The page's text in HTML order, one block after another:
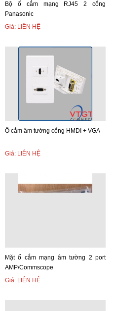
Bộ ổ cắm mạng RJ45 2 cổng
Panasonic
Giá: LIÊN HỆ
Ổ cắm âm tường cổng HMDI + VGA
Giá: LIÊN HỆ
Mặt ổ cắm mạng âm tường 2 port
AMP/Commscope
Giá: LIÊN HỆ